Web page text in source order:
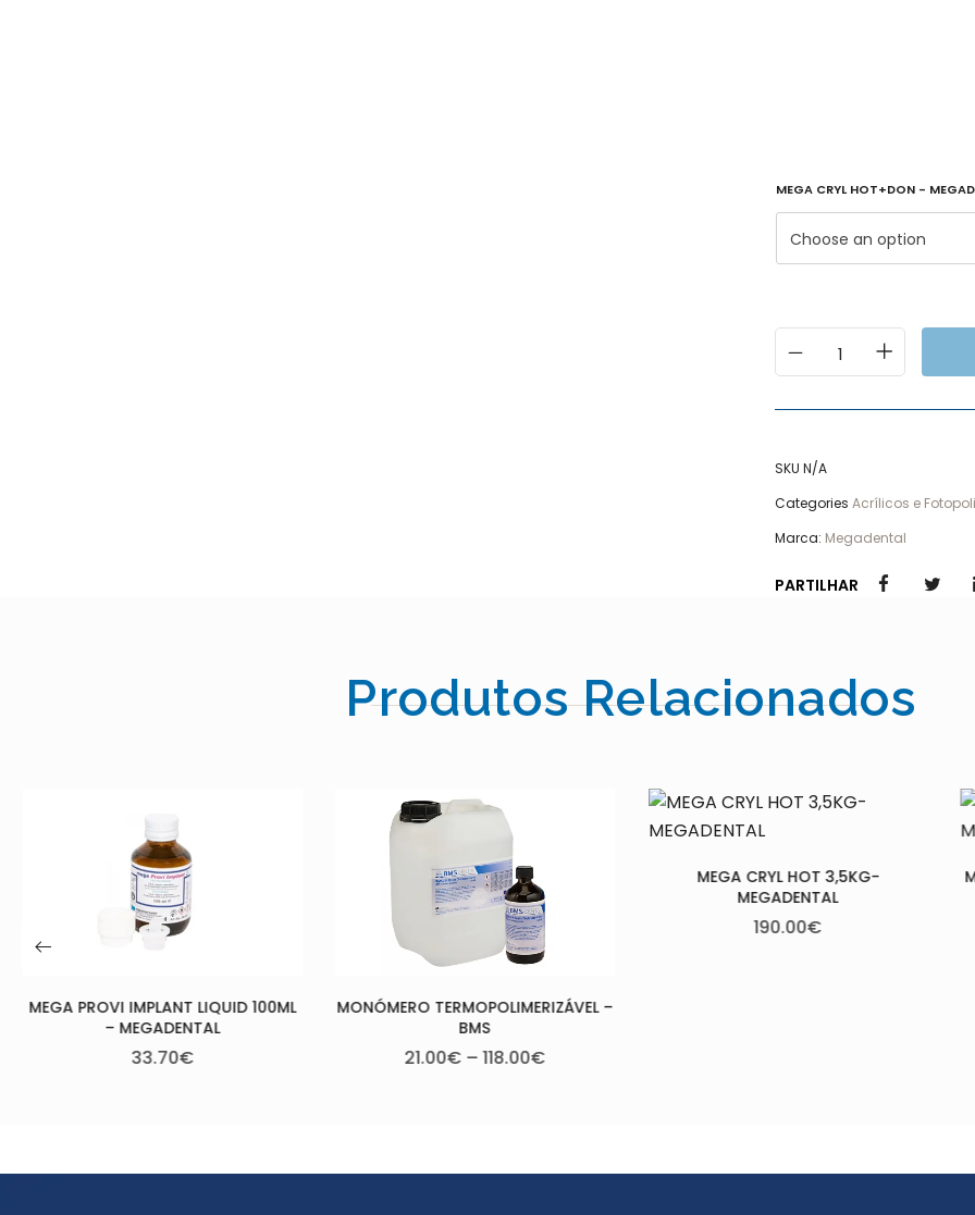
MEGA CRYL HOT+DON -
Choose an option
SKU N/A
Categories Acrílicos e
Marca: Megadental
PARTILHAR
Produtos Relacionados
MONÓMERO TERMOPOLIMERIZÁVEL –
BMS
21.00€
MEGA CRYL HOT 3,5KG-
MEGADENTAL
190.00
MEGA CRYL HOT 1KG- MEGADENTAL
59.00